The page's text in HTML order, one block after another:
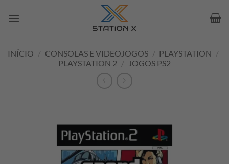
INÍCIO / CONSOLAS E VIDEOJOGOS / PLAYSTATION /
PLAYSTATION 2 / JOGOS PS2